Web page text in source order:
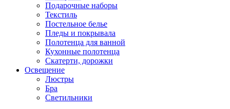
Подарочные наборы
Текстиль
Постельное белье
Пледы и покрывала
Полотенца для ванной
Кухонные полотенца
Скатерти, дорожки
Освещение
Люстры
Бра
Светильники